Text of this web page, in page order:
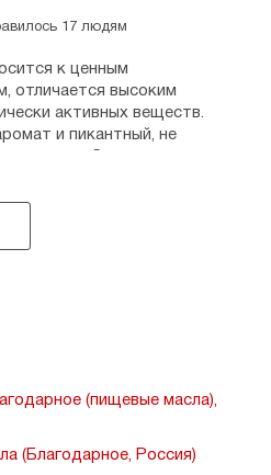
17 людям
к ценным
отличается высоким
активных веществ.
и пикантный, не
жирной кислотой
укреплению
масло идеально для
мясных и рыбных блюд.
овощей и грибов,
в
район.
месте. После вскрытия
холодильнике.
(пищевые масла),
(Благодарное, Россия)